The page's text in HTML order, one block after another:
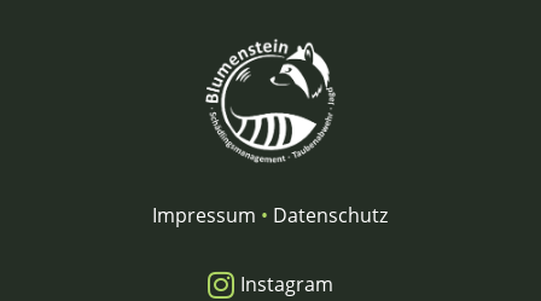
Impressum • Datenschutz
 Instagram